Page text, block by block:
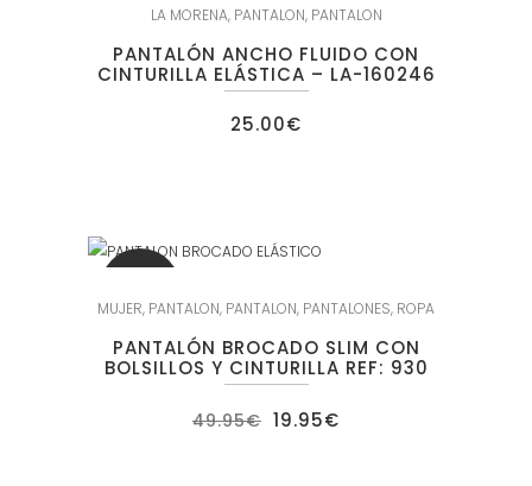
LA MORENA, PANTALON, PANTALON
PANTALÓN ANCHO FLUIDO CON
CINTURILLA ELÁSTICA – LA-160246
25.00€
MUJER, PANTALON, PANTALON, PANTALONES, ROPA
PANTALÓN BROCADO SLIM CON
BOLSILLOS Y CINTURILLA REF: 930
49.95€ El
precio
19.95€